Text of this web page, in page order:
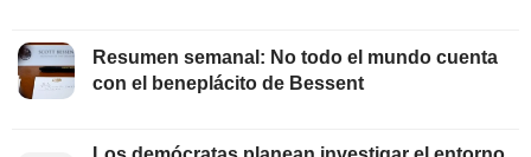
Resumen semanal: No todo el mundo cuenta
con el beneplácito de Bessent